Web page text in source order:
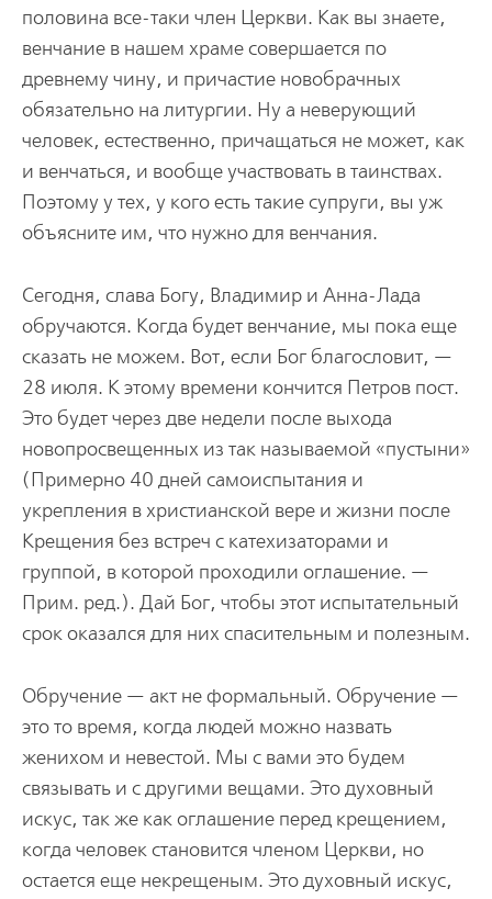
половина все-таки член Церкви. Как вы знаете,
венчание в нашем храме совершается по
древнему чину, и причастие новобрачных
обязательно на литургии. Ну а неверующий
человек, естественно, причащаться не может, как
и венчаться, и вообще участвовать в таинствах.
Поэтому у тех, у кого есть такие супруги, вы уж
объясните им, что нужно для венчания.
Сегодня, слава Богу, Владимир и Анна-Лада
обручаются. Когда будет венчание, мы пока еще
сказать не можем. Вот, если Бог благословит, —
28 июля. К этому времени кончится Петров пост.
Это будет через две недели после выхода
новопросвещенных из так называемой «пустыни»
(Примерно 40 дней самоиспытания и
укрепления в христианской вере и жизни после
Крещения без встреч с катехизаторами и
группой, в которой проходили оглашение. —
Прим. ред.). Дай Бог, чтобы этот испытательный
срок оказался для них спасительным и полезным.
Обручение — акт не формальный. Обручение —
это то время, когда людей можно назвать
женихом и невестой. Мы с вами это будем
связывать и с другими вещами. Это духовный
искус, так же как оглашение перед крещением,
когда человек становится членом Церкви, но
остается еще некрещеным. Это духовный искус,